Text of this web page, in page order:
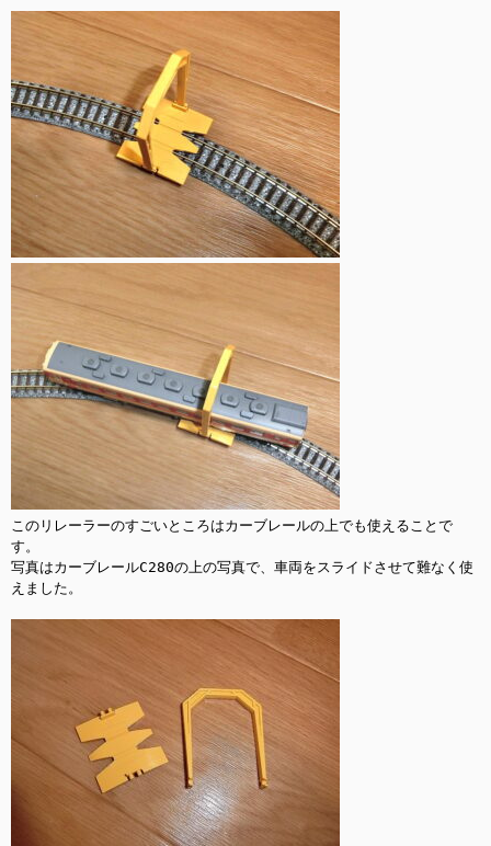
このリレーラーのすごいところはカーブレールの上でも使えることで
す。
写真はカーブレールC280の上の写真で、車両をスライドさせて難なく使
えました。